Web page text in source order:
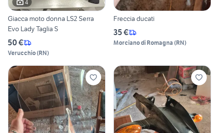
4
Giacca moto donna LS2 Serra
Evo Lady Taglia S
50 €
Verucchio(RN)
Freccia ducati
35 €
Morciano di Romagna (RN)